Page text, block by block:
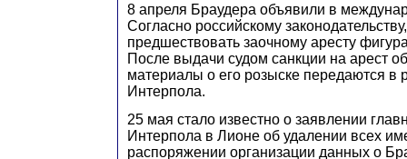
8 апреля Браудера объявили в
Согласно российскому
предшествовать заочному аресту
После выдачи судом санкции на арест
материалы о его розыске передаются в
Интерпола.
25 мая стало известно о заявлении
Интерпола в Лионе об удалении всех
распоряжении организации данных о